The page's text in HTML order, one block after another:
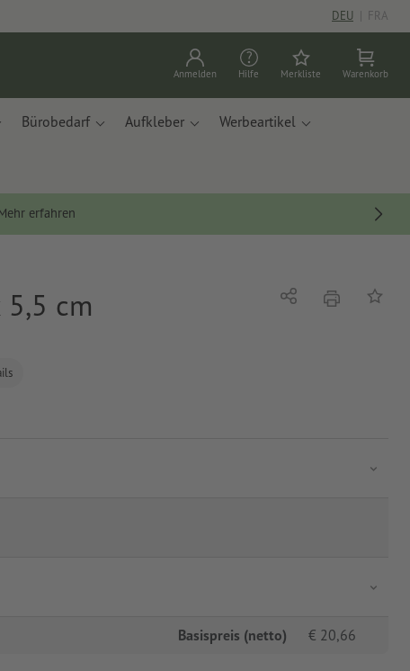
DEU | FRA
Anmelden Hilfe Merkliste Warenkorb
Bürobedarf Aufkleber Werbeartikel
erfahren
cm Teilen DruckenAuf
Basispreis (netto) € 20,66